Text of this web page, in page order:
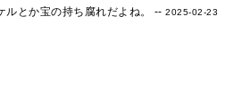
ルとか宝の持ち腐れだよね。 --2025-02-23